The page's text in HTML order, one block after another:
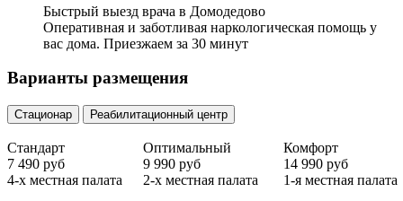
Быстрый выезд врача в Домодедово
Оперативная и заботливая наркологическая помощь у
вас дома. Приезжаем за 30 минут
Варианты размещения
Стационар Реабилитационный центр
Стандарт
7 490 руб
4-х местная палата
Оптимальный
9 990 руб
2-х местная палата
Комфорт
14 990 руб
1-я местная палата